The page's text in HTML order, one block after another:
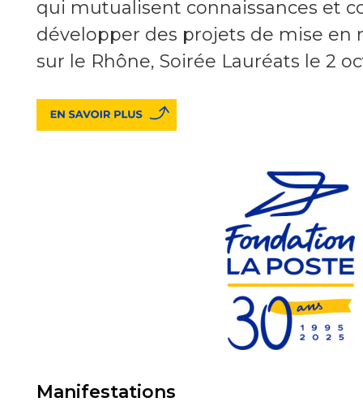
qui mutualisent connaissances et
développer des projets de mise en
sur le Rhône, Soirée Lauréats le 2
Manifestations